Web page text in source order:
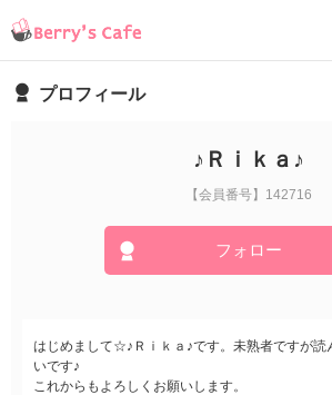
プロフィール
♪Ｒｉｋａ♪
【会員番号】142716
フォロー
はじめまして☆♪Ｒｉｋａ♪です。未熟者ですが読
いです♪
これからもよろしくお願いします。